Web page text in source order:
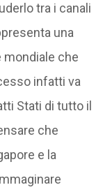
tra i canali
una
mondiale che
infatti va
Stati di tutto il
che
e la